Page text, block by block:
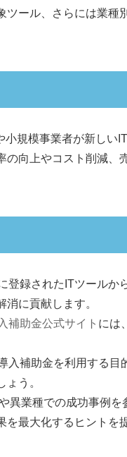
ツール、さらには業
小規模事業者が新し
の向上やコスト削減
登録されたITツールか
に貢献します。
補助金公式サイト には
入補助金を利用する
う。
異業種での成功事例
を最大化するヒントを